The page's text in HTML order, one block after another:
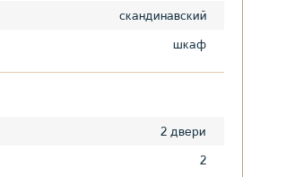
скандинавский
шкаф
2 двери
2